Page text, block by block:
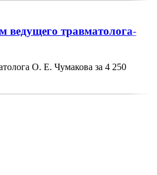
ведущего травматолога-
О. Е. Чумакова за 4 250